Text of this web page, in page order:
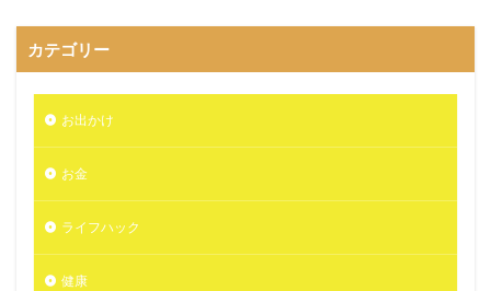
カテゴリー
お出かけ
お金
ライフハック
健康